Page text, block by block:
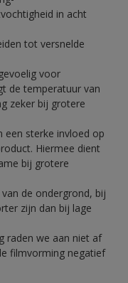
in acht
tot versnelde
voor
de temperatuur van
zeker bij grotere
een sterke invloed op
Hiermee dient
bij grotere
de ondergrond, bij
zijn dan bij lage
raden we aan niet af
filmvorming negatief